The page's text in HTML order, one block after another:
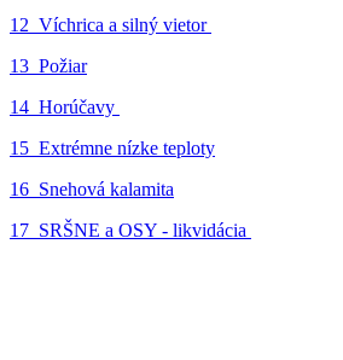
12_Víchrica a silný vietor
13_Požiar
14_Horúčavy
15_Extrémne nízke teploty
16_Snehová kalamita
17_SRŠNE a OSY - likvidácia